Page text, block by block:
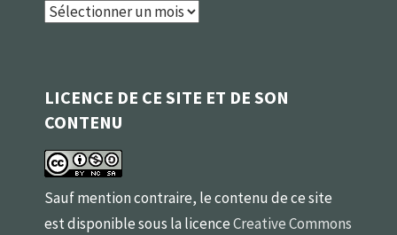
Archives
LICENCE DE CE SITE ET DE SON
CONTENU
Sauf mention contraire, le contenu de ce site
est disponible sous la licenceCreative Commons